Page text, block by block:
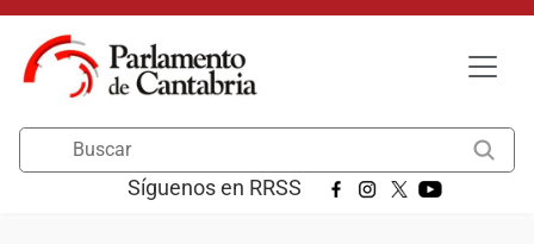
Pasar al contenido principal
Síguenos en RRSS